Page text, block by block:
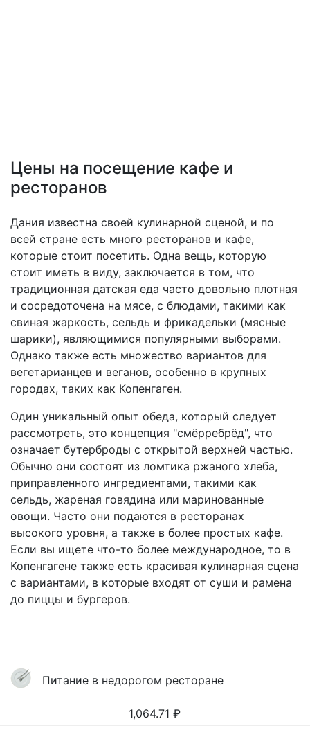
Цены на посещение кафе и
ресторанов
Дания известна своей кулинарной сценой, и по
всей стране есть много ресторанов и кафе,
которые стоит посетить. Одна вещь, которую
стоит иметь в виду, заключается в том, что
традиционная датская еда часто довольно плотная
и сосредоточена на мясе, с блюдами, такими как
свиная жаркость, сельдь и фрикадельки (мясные
шарики), являющимися популярными выборами.
Однако также есть множество вариантов для
вегетарианцев и веганов, особенно в крупных
городах, таких как Копенгаген.
Один уникальный опыт обеда, который следует
рассмотреть, это концепция "смёрребрёд", что
означает бутерброды с открытой верхней частью.
Обычно они состоят из ломтика ржаного хлеба,
приправленного ингредиентами, такими как
сельдь, жареная говядина или маринованные
овощи. Часто они подаются в ресторанах
высокого уровня, а также в более простых кафе.
Если вы ищете что-то более международное, то в
Копенгагене также есть красивая кулинарная сцена
с вариантами, в которые входят от суши и рамена
до пиццы и бургеров.
Питание в недорогом ресторане
1,064.71 ₽